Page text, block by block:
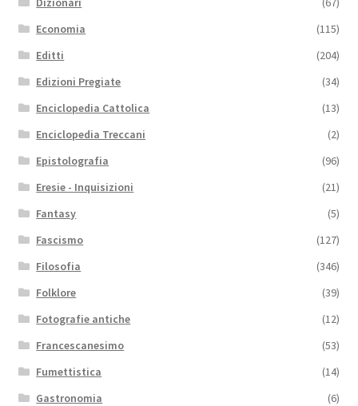
Economia
(115)
Editti
(204)
Edizioni Pregiate
(34)
Enciclopedia Cattolica
(13)
Enciclopedia Treccani
(2)
Epistolografia
(96)
Eresie - Inquisizioni
(21)
Fantasy
(5)
Fascismo
(127)
Filosofia
(346)
Folklore
(39)
Fotografie antiche
(12)
Francescanesimo
(53)
Fumettistica
(14)
Gastronomia
(6)